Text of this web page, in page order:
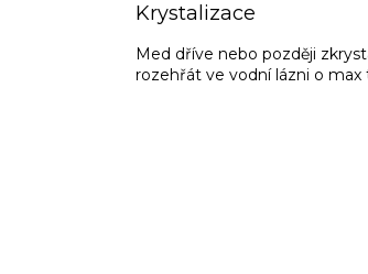
Krystalizace
Med dříve nebo později
rozehřát ve vodní lázni o max